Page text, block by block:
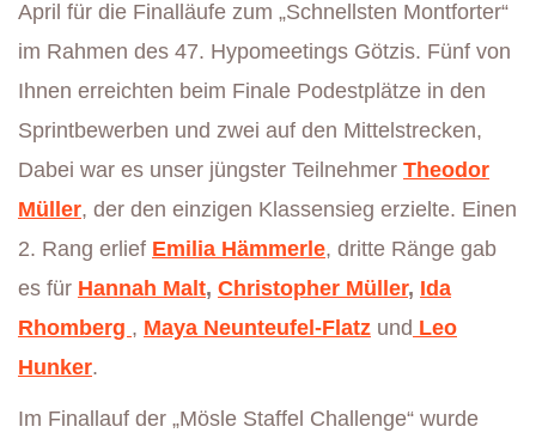
April für die Finalläufe zum „Schnellsten Montforter“
im Rahmen des 47. Hypomeetings Götzis. Fünf von
Ihnen erreichten beim Finale Podestplätze in den
Sprintbewerben und zwei auf den Mittelstrecken,
Dabei war es unser jüngster Teilnehmer Theodor
Müller, der den einzigen Klassensieg erzielte. Einen
2. Rang erlief Emilia Hämmerle, dritte Ränge gab
es für Hannah Malt, Christopher Müller, Ida
Rhomberg , Maya Neunteufel-Flatz und Leo
Hunker.
Im Finallauf der „Mösle Staffel Challenge“ wurde